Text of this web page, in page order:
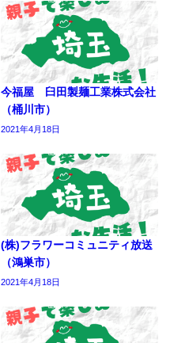
今福屋 臼田製麺工業株式会社
（桶川市）
2021年4月18日
(株)フラワーコミュニティ放送
（鴻巣市）
2021年4月18日